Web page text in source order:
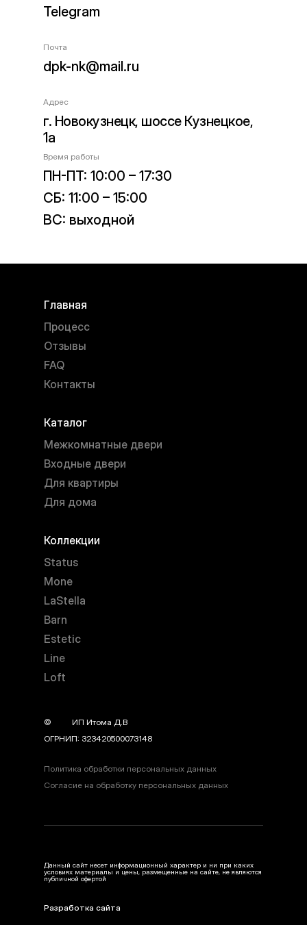
Telegram
Почта
dpk-nk@mail.ru
Время работы
ПН-ПТ: 10:00 – 17:30
СБ: 11:00 – 15:00
ВС: выходной
Адрес
г. Новокузнецк, шоссе Кузнецкое,
1а
Коллекции
Status
Mone
LaStella
Barn
Estetic
Line
Loft
Каталог
Межкомнатные двери
Входные двери
Для квартиры
Для дома
Главная
Процесс
Отзывы
FAQ
Контакты
©
ИП Итома Д.В
ОГРНИП: 323420500073148
Политика обработки персональных данных
Согласие на обработку персональных данных
Данный сайт несет информационный характер и ни при каких
условиях материалы и цены, размещенные на сайте, не являются
публичной офертой
Разработка сайта